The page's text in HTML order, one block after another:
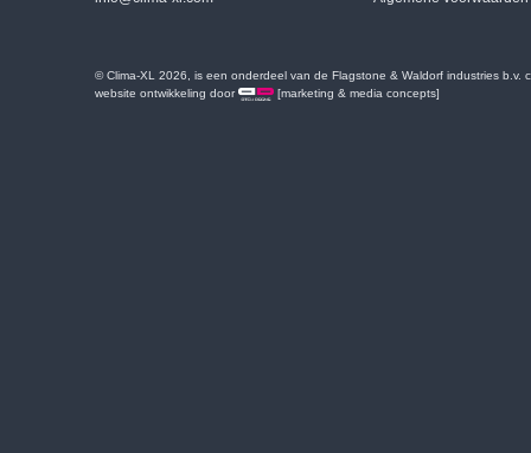
© Clima-XL 2026, is een onderdeel van de Flagstone & Waldorf industries b.v.
website ontwikkeling door
[marketing & media concepts]